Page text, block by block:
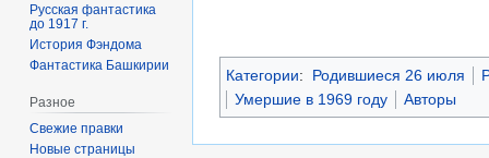
Категории: Родившиеся 26 июля
Умершие в 1969 году
Авторы
Русская фантастика
до 1917 г.
История Фэндома
Фантастика Башкирии
Разное
Свежие правки
Новые страницы